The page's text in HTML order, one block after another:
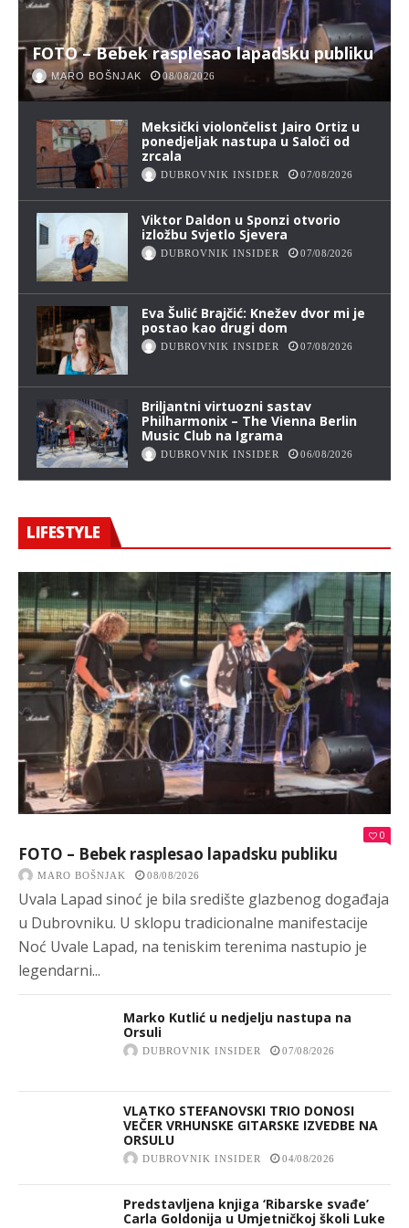
FOTO – Bebek rasplesao lapadsku publiku
MARO BOŠNJAK 08/08/2026
Meksički violončelist Jairo Ortiz u
ponedjeljak nastupa u Saloči od
zrcala
DUBROVNIK INSIDER 07/08/2026
Viktor Daldon u Sponzi otvorio
izložbu Svjetlo Sjevera
DUBROVNIK INSIDER 07/08/2026
Eva Šulić Brajčić: Knežev dvor mi je
postao kao drugi dom
DUBROVNIK INSIDER 07/08/2026
Briljantni virtuozni sastav
Philharmonix – The Vienna Berlin
Music Club na Igrama
DUBROVNIK INSIDER 06/08/2026
LIFESTYLE
0
FOTO – Bebek rasplesao lapadsku publiku
MARO BOŠNJAK 08/08/2026
Uvala Lapad sinoć je bila središte glazbenog događaja
u Dubrovniku. U sklopu tradicionalne manifestacije
Noć Uvale Lapad, na teniskim terenima nastupio je
legendarni...
Marko Kutlić u nedjelju nastupa na
Orsuli
DUBROVNIK INSIDER 07/08/2026
VLATKO STEFANOVSKI TRIO DONOSI
VEČER VRHUNSKE GITARSKE IZVEDBE NA
ORSULU
DUBROVNIK INSIDER 04/08/2026
Predstavljena knjiga ‘Ribarske svađe’
Carla Goldonija u Umjetničkoj školi Luke